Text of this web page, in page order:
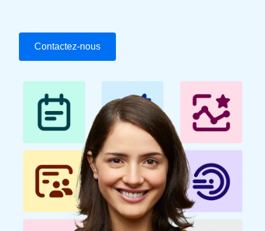
Sweden (English)
Denmark (English)
Finland (English)
Belgium (English)
España (Español)
Norway (English)
Contactez-nous